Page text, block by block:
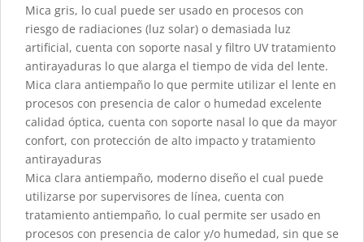
Mica gris, lo cual puede ser usado en procesos con
riesgo de radiaciones (luz solar) o demasiada luz
artificial, cuenta con soporte nasal y filtro UV tratamiento
antirayaduras lo que alarga el tiempo de vida del lente.
Mica clara antiempaño lo que permite utilizar el lente en
procesos con presencia de calor o humedad excelente
calidad óptica, cuenta con soporte nasal lo que da mayor
confort, con protección de alto impacto y tratamiento
antirayaduras
Mica clara antiempaño, moderno diseño el cual puede
utilizarse por supervisores de línea, cuenta con
tratamiento antiempaño, lo cual permite ser usado en
procesos con presencia de calor y/o humedad, sin que se